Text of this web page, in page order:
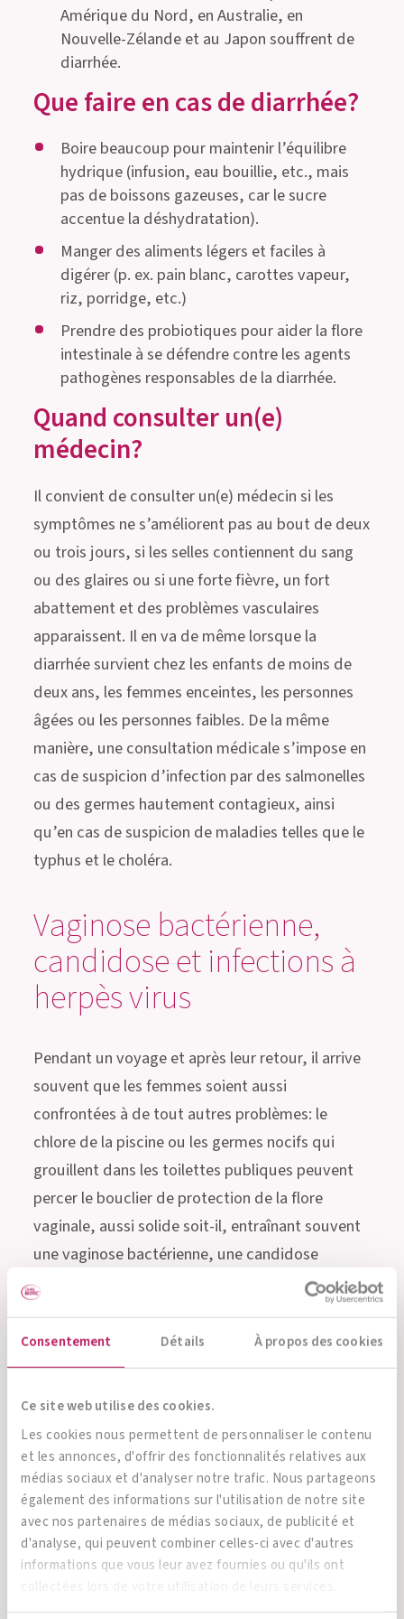
Consentement Détails À propos des cookies
Ce site web utilise des cookies.
Les cookies nous permettent de personnaliser le contenu
et les annonces, d'offrir des fonctionnalités relatives aux
médias sociaux et d'analyser notre trafic. Nous partageons
également des informations sur l'utilisation de notre site
avec nos partenaires de médias sociaux, de publicité et
d'analyse, qui peuvent combiner celles-ci avec d'autres
informations que vous leur avez fournies ou qu'ils ont
Amérique du Nord, en Australie, en
Nouvelle-Zélande et au Japon souffrent de
diarrhée.
Que faire en cas de diarrhée?
Boire beaucoup pour maintenir l’équilibre
hydrique (infusion, eau bouillie, etc., mais
pas de boissons gazeuses, car le sucre
accentue la déshydratation).
Manger des aliments légers et faciles à
digérer (p. ex. pain blanc, carottes vapeur,
riz, porridge, etc.)
Prendre des probiotiques pour aider la flore
intestinale à se défendre contre les agents
pathogènes responsables de la diarrhée.
Quand consulter un(e)
médecin?
Il convient de consulter un(e) médecin si les
symptômes ne s’améliorent pas au bout de deux
ou trois jours, si les selles contiennent du sang
ou des glaires ou si une forte fièvre, un fort
abattement et des problèmes vasculaires
apparaissent. Il en va de même lorsque la
diarrhée survient chez les enfants de moins de
deux ans, les femmes enceintes, les personnes
âgées ou les personnes faibles. De la même
manière, une consultation médicale s’impose en
cas de suspicion d’infection par des salmonelles
ou des germes hautement contagieux, ainsi
qu’en cas de suspicion de maladies telles que le
typhus et le choléra.
Vaginose bactérienne,
candidose et infections à
herpès virus
Pendant un voyage et après leur retour, il arrive
souvent que les femmes soient aussi
confrontées à de tout autres problèmes: le
chlore de la piscine ou les germes nocifs qui
grouillent dans les toilettes publiques peuvent
percer le bouclier de protection de la flore
vaginale, aussi solide soit-il, entraînant souvent
une vaginose bactérienne, une candidose
(mycose) ou des infections à herpès virus. Si la
est déjà affaiblie (par exemple par
des changements hormonaux ou des infections
antérieures), le stress du voyage, la fragilisation
suffisent à provoquer le chaos dans les parties
intimes et à sérieusement gâcher les vacances.
Les bonnes bactéries probiotiques rééquilibrent
rapidement et naturellement la flore vaginale.
Parfois, la prise d’un antibiotique peut être
nécessaire même en voyage, par exemple en